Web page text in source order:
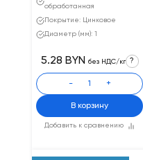
обработанная
Покрытие: Цинковое
Диаметр (мм): 1
Добавить к сравнению
5.28 BYN без НДС/кг ?
- +
В корзину